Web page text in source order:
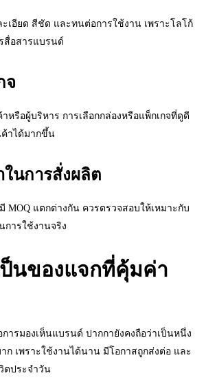
เอียด สีชัด และทนต่อการใช้งาน เพราะโลโก้
สื่อสารแบรนด์
จ
หรือผู้บริหาร การเลือกกล่องหรือแพ็กเกจที่ดูดี
าได้มากขึ้น
นการสั่งผลิต
MOQ แตกต่างกัน ควรตรวจสอบให้เหมาะกับ
ารใช้งานจริง
ป็นของแจกที่คุ้มค่า
ารมองเห็นแบรนด์ ปากกายังคงถือว่าเป็นหนึ่ง
เพราะใช้งานได้นาน มีโอกาสถูกส่งต่อ และ
ตประจำวัน